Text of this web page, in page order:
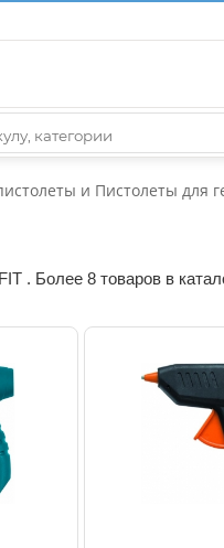
и Пистолеты для
. Более 8 товаров в